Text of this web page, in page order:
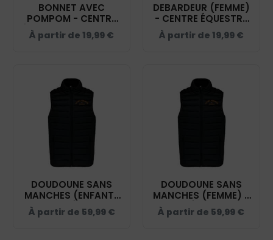
BONNET AVEC
POMPOM - CENTRE
ÉQUESTRE DE SISTELS
– ORANGE - BF426
À partir de 19,99 €
DEBARDEUR (FEMME)
- CENTRE ÉQUESTRE
DE SISTELS - NOIR -
K3024IC
À partir de 19,99 €
DOUDOUNE SANS
MANCHES (ENFANT)
- CENTRE ÉQUESTRE
DE SISTELS - NOIR -
À partir de 59,99 €
DOUDOUNE SANS
MANCHES (FEMME) -
CENTRE ÉQUESTRE DE
SISTELS - NOIR -
À partir de 59,99 €